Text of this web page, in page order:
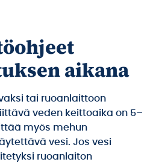
aikana
tai ruoanlaittoon
veden keittoaika on 5–
myös mehun
vesi. Jos vesi
ruoanlaiton